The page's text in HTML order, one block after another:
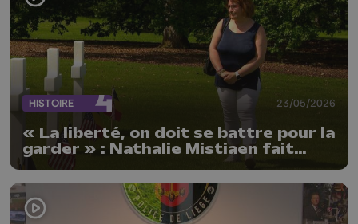
HISTOIRE 23/05/2026
« La liberté, on doit se battre pour la
garder » : Nathalie Mistiaen fait
vivre la mémoire de soldats
américains